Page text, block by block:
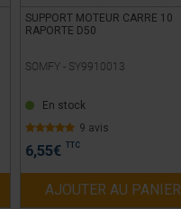
SUPPORT MOTEUR CARRE 10
RAPORTE D50
SOMFY - SY9910013
En stock
9 avis
6,55€ TTC
AJOUTER AU PANIER